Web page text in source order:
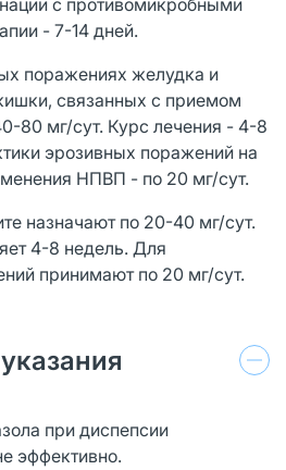
- 7-14 дней.
поражениях желудка и
связанных с приемом
80 мг/сут. Курс лечения - 4-8
эрозивных поражений на
НПВП - по 20 мг/сут.
назначают по 20-40 мг/сут.
4-8 недель. Для
принимают по 20 мг/сут.
при диспепсии
эффективно.